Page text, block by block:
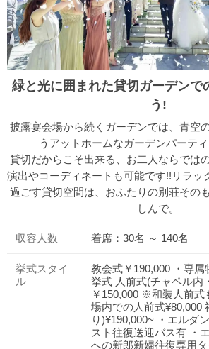
緑と光に囲まれた貸切ガーデンで
う!
披露宴会場から続くガーデンでは、青空
うアットホームなガーデンパーテ
貸切だからこそ出来る、お二人ならでは
演出やコーディネートも可能です!!リラッ
過ごす貸切空間は、おふたりの別荘その
しんで。
収容人数 着席：30名 ～ 140名
挙式スタイ
ル
教会式￥190,000 ・専属
挙式 人前式(チャペル内
￥150,000 ※和装人前
場内での人前式¥80,000
り)¥190,000~ ・エルダ
スト往復送迎バス有 ・
への新郎新婦往復専用